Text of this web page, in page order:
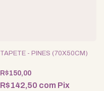
TAPETE - PINES (70X50CM)
R$150,00
R$142,50 com Pix